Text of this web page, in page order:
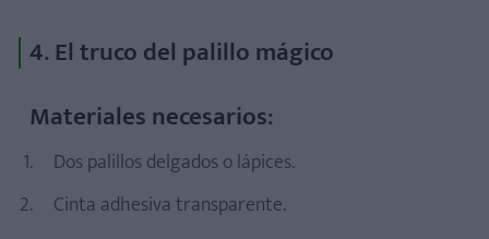
4. El truco del palillo mágico
Materiales necesarios:
Dos palillos delgados o lápices.
Cinta adhesiva transparente.